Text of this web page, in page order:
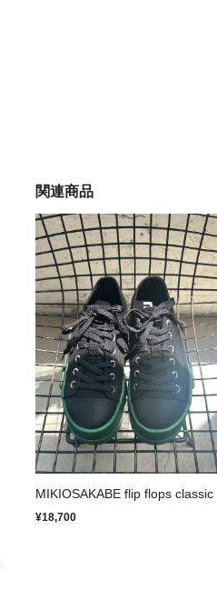
関連商品
MIKIOSAKABE flip flops classic
¥18,700